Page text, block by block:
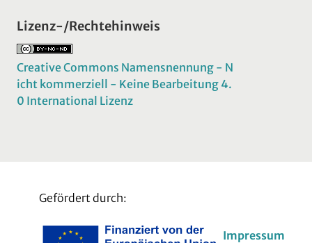
Lizenz-/Rechtehinweis
Creative Commons Namensnennung - N
icht kommerziell - Keine Bearbeitung 4.
0 International Lizenz
Gefördert durch:
Impressum